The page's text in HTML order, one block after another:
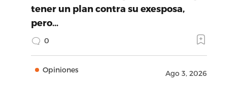
tener un plan contra su exesposa,
pero…
0
Opiniones Ago 3, 2026